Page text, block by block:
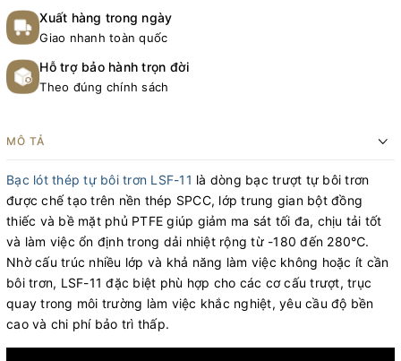
Xuất hàng trong ngày
Giao nhanh toàn quốc
Hỗ trợ bảo hành trọn đời
Theo đúng chính sách
MÔ TẢ
Bạc lót thép tự bôi trơn LSF-11 là dòng bạc trượt tự bôi trơn
được chế tạo trên nền thép SPCC, lớp trung gian bột đồng
thiếc và bề mặt phủ PTFE giúp giảm ma sát tối đa, chịu tải tốt
và làm việc ổn định trong dải nhiệt rộng từ -180 đến 280℃.
Nhờ cấu trúc nhiều lớp và khả năng làm việc không hoặc ít cần
bôi trơn, LSF-11 đặc biệt phù hợp cho các cơ cấu trượt, trục
quay trong môi trường làm việc khắc nghiệt, yêu cầu độ bền
cao và chi phí bảo trì thấp.